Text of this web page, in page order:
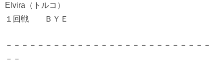
Elvira（トルコ）
１回戦 ＢＹＥ
－－－－－－－－－－－－－－－－－－－－－－－－－－
－－